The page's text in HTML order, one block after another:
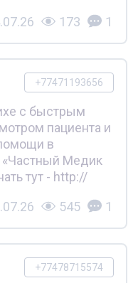
173 1
+77471193656
с быстрым
пациента и
в
«Частный Медик
тут - http://
545 1
+77478715574